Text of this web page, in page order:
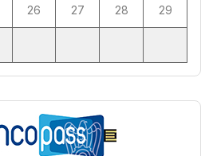
26 27 28 29